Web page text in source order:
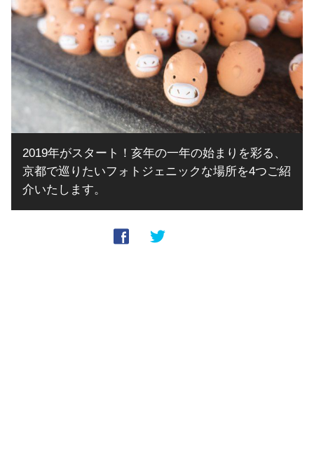
2019年がスタート！亥年の一年の始まりを彩る、
京都で巡りたいフォトジェニックな場所を4つご紹
介いたします。